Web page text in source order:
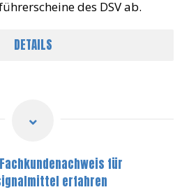
des DSV ab.
DETAILS
für
erfahren